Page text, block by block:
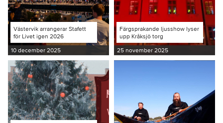
Västervik arrangerar Stafett
för Livet igen 2026
10 december 2025
Färgsprakande ljusshow lyser
upp Kråksjö torg
25 november 2025